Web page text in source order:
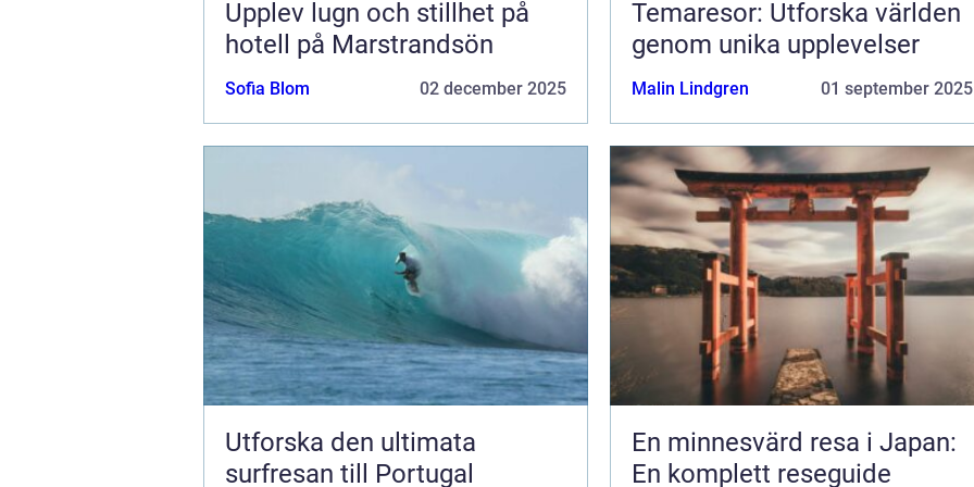
Upplev lugn och stillhet på
hotell på Marstrandsön
Sofia Blom 02 december 2025
Temaresor: Utforska världen
genom unika upplevelser
Malin Lindgren 01 september 2025
Utforska den ultimata
surfresan till Portugal
En minnesvärd resa i Japan:
En komplett reseguide